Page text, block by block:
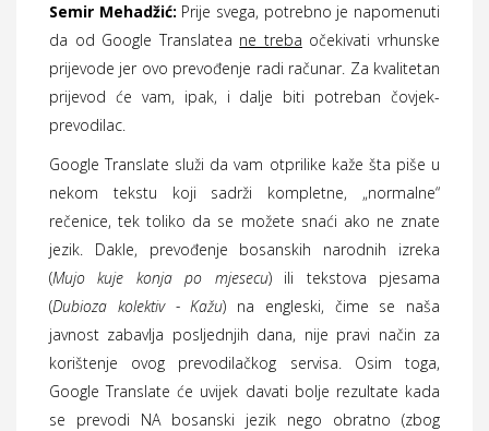
Semir Mehadžić: Prije svega, potrebno je napomenuti
da od Google Translatea ne treba očekivati vrhunske
prijevode jer ovo prevođenje radi računar. Za kvalitetan
prijevod će vam, ipak, i dalje biti potreban čovjek-
prevodilac.
Google Translate služi da vam otprilike kaže šta piše u
nekom tekstu koji sadrži kompletne, „normalne“
rečenice, tek toliko da se možete snaći ako ne znate
jezik. Dakle, prevođenje bosanskih narodnih izreka
(Mujo kuje konja po mjesecu) ili tekstova pjesama
(Dubioza kolektiv - Kažu) na engleski, čime se naša
javnost zabavlja posljednjih dana, nije pravi način za
korištenje ovog prevodilačkog servisa. Osim toga,
Google Translate će uvijek davati bolje rezultate kada
se prevodi NA bosanski jezik nego obratno (zbog